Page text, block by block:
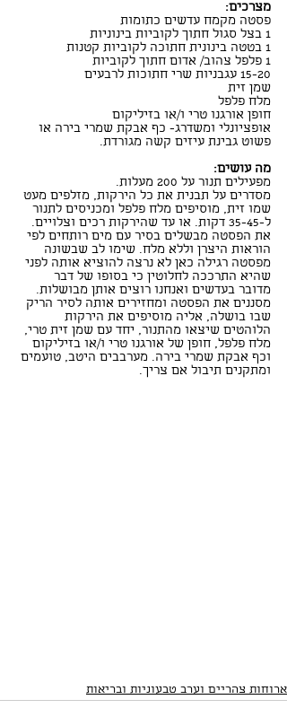
מצרכים:
פסטה מקמח עדשים כתומות
1 בצל סגול חתוך לקוביות בינוניות
1 בטטה בינונית חתוכה לקוביות קטנות
1 פלפל צהוב/ אדום חתוך לקוביות
15-20 עגבניות שרי חתוכות לרבעים
שמן זית
מלח פלפל
חופן אורגנו טרי ו/או בזיליקום
אופציונלי ומשדרג- כף אבקת שמרי בירה או
פשוט גבינת עיזים קשה מגורדת.
מה עושים:
מפעילים תנור על 200 מעלות.
מסדרים על תבנית את כל הירקות, מזלפים מעט
שמו זית, מוסיפים מלח פלפל ומכניסים לתנור
ל-35-45 דקות. או עד שהירקות רכים וצלויים.
את הפסטה מבשלים בסיר עם מים רותחים לפי
הוראות היצרן וללא מלח. שימו לב שבשונה
מפסטה רגילה כאן לא נרצה להוציא אותה לפני
שהיא התרככה לחלוטין כי בסופו של דבר
מדובר בעדשים ואנחנו רוצים אותן מבושלות.
מסננים את הפסטה ומחזירים אותה לסיר הריק
שבו בושלה, אליה מוסיפים את הירקות
הלוהטים שיצאו מהתנור, יחד עם שמן זית טרי,
מלח פלפל, חופן של אורגנו טרי ו/או בזיליקום
וכף אבקת שמרי בירה. מערבבים היטב, טועמים
ומתקנים תיבול אם צריך.
ארוחות צהריים וערב טבעוניות ובריאות